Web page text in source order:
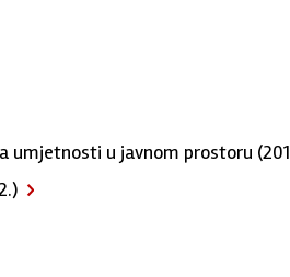
umjetnosti u javnom prostoru